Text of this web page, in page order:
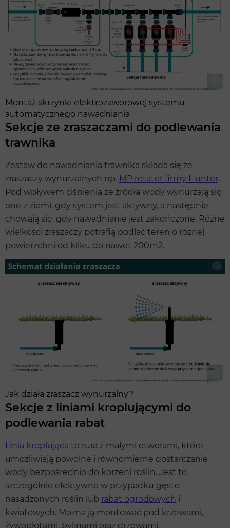
Montaż skrzynki elektrozaworowej systemu
automatycznego nawadniania
Sekcje ze zraszaczami do podlewania
trawnika
Zestaw do nawadniania trawnika składa się ze
zraszaczy wynurzalnych np. MP rotator firmy Hunter.
Pod wpływem ciśnienia ze źródła wody wynurzają się
one z ziemi, gdy system jest aktywny, a następnie
chowają się, gdy nawadnianie jest zakończone. Różne
wielkości zraszaczy potrafią podlać teren o różnej
powierzchni od kilku do nawet 200m2.
Jak działa zraszacz wynurzalny?
Sekcje z liniami kroplującymi do
podlewania rabat
Linia kroplująca to rura z małymi otworami, które
umożliwiają powolne i równomierne dostarczanie
wody bezpośrednio do korzeni roślin. Jest to
szczególnie efektywne w przypadku gęsto
nasadzonych roślin lub rabat ogrodowych i
kwiatowych. Można ją montować pod krzewami,
żywopłotami, bylinami oraz drzewami.